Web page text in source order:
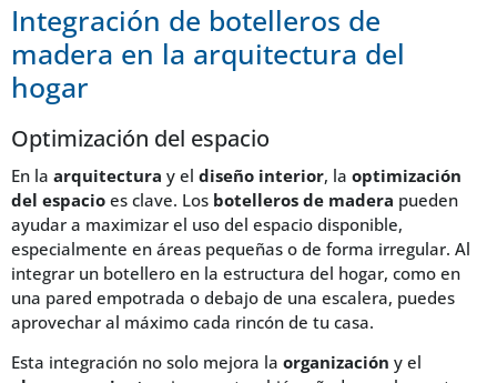
Integración de botelleros de
madera en la arquitectura del
hogar
Optimización del espacio
En la arquitectura y el diseño interior, la optimización
del espacio es clave. Los botelleros de madera pueden
ayudar a maximizar el uso del espacio disponible,
especialmente en áreas pequeñas o de forma irregular. Al
integrar un botellero en la estructura del hogar, como en
una pared empotrada o debajo de una escalera, puedes
aprovechar al máximo cada rincón de tu casa.
Esta integración no solo mejora la organización y el